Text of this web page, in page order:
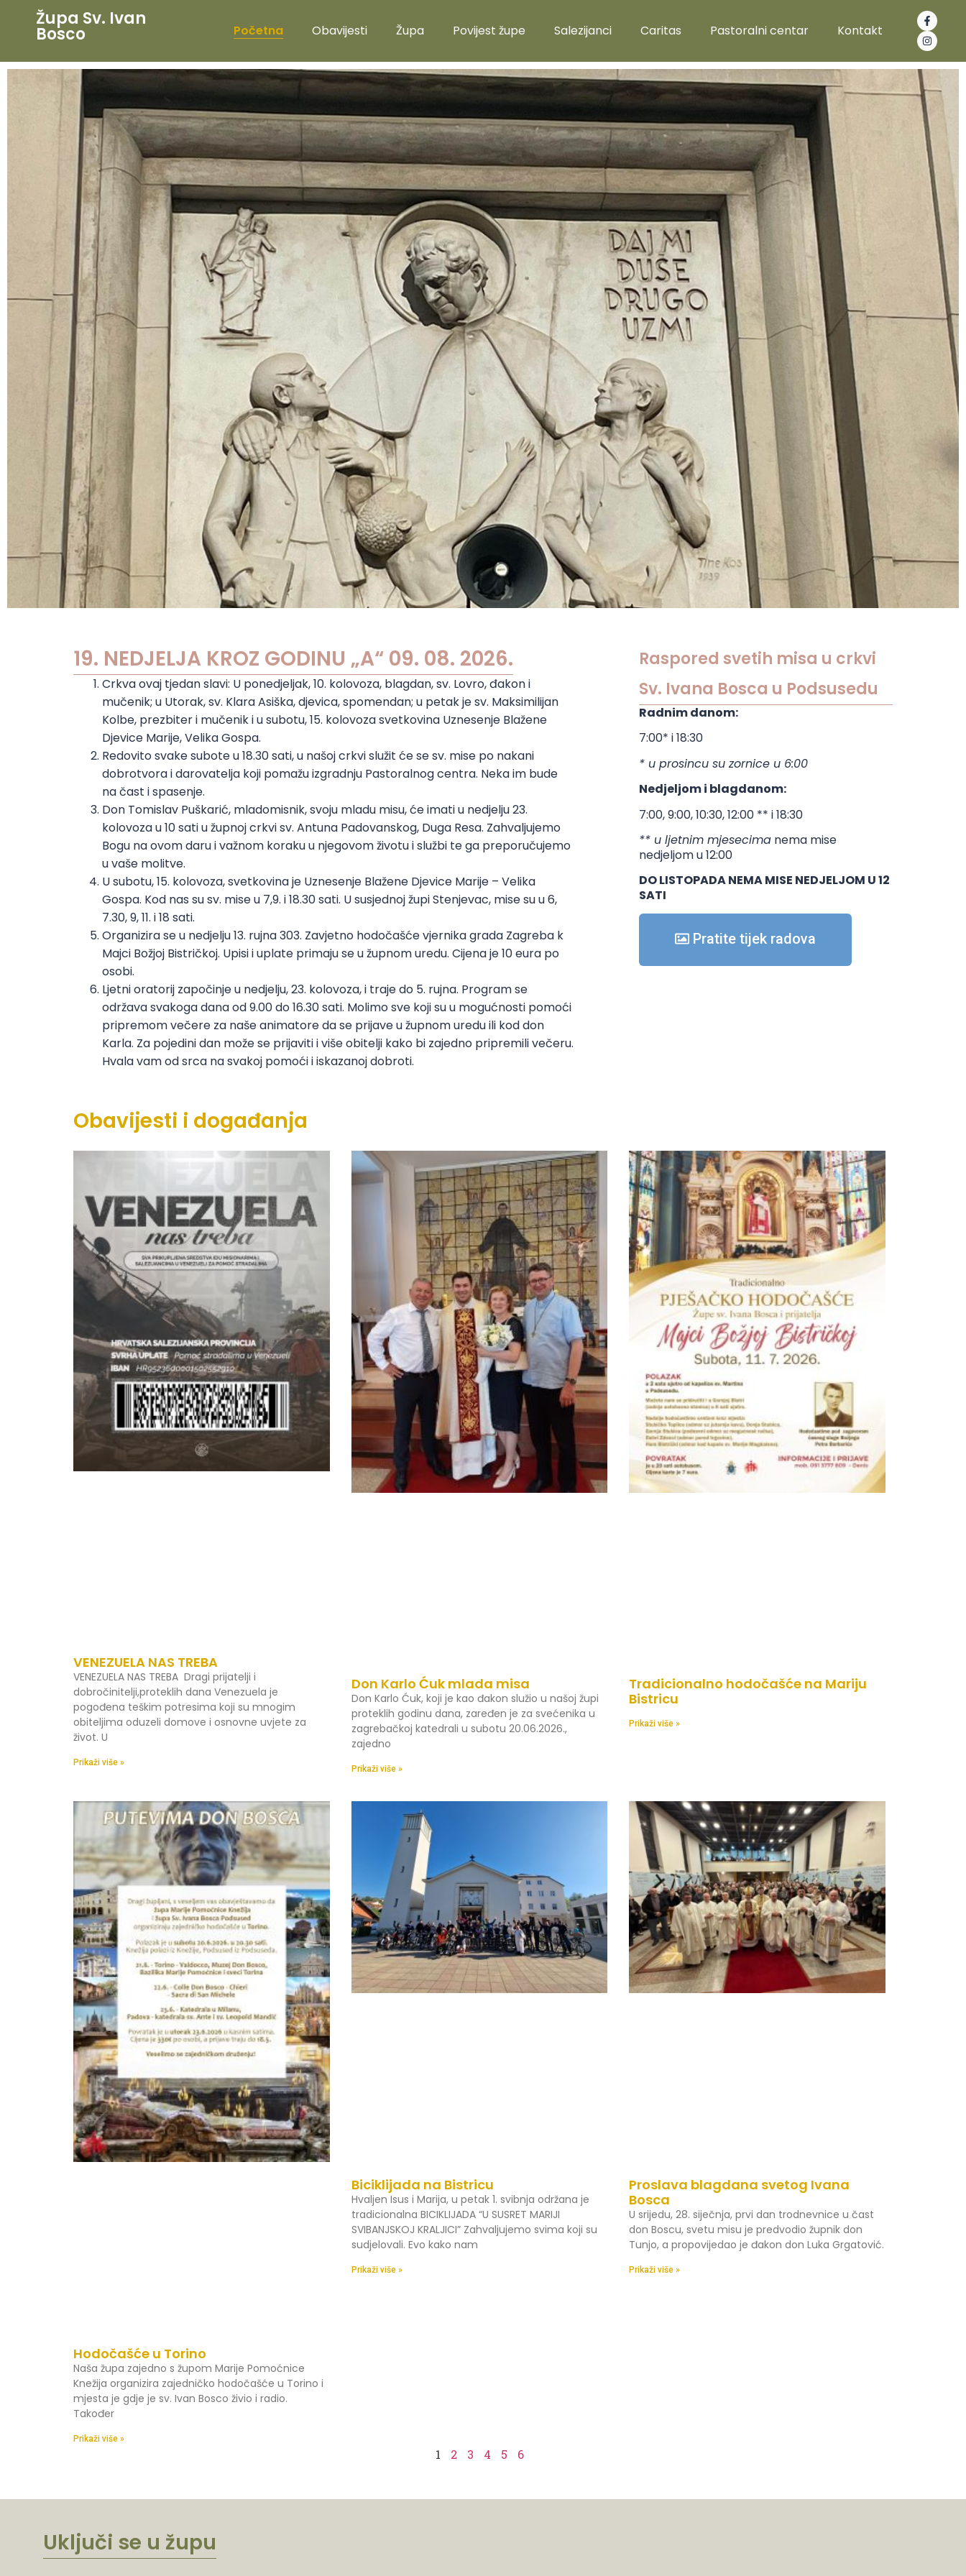
Župa Sv. Ivan
Bosco Početna Obavijesti Župa Povijest župe Salezijanci Caritas Pastoralni centar Kontakt
19. NEDJELJA KROZ GODINU „A“ 09. 08. 2026.
Crkva ovaj tjedan slavi: U ponedjeljak, 10. kolovoza, blagdan, sv. Lovro, đakon i
mučenik; u Utorak, sv. Klara Asiška, djevica, spomendan; u petak je sv. Maksimilijan
Kolbe, prezbiter i mučenik i u subotu, 15. kolovoza svetkovina Uznesenje Blažene
Djevice Marije, Velika Gospa.
Redovito svake subote u 18.30 sati, u našoj crkvi služit će se sv. mise po nakani
dobrotvora i darovatelja koji pomažu izgradnju Pastoralnog centra. Neka im bude
na čast i spasenje.
Don Tomislav Puškarić, mladomisnik, svoju mladu misu, će imati u nedjelju 23.
kolovoza u 10 sati u župnoj crkvi sv. Antuna Padovanskog, Duga Resa. Zahvaljujemo
Bogu na ovom daru i važnom koraku u njegovom životu i službi te ga preporučujemo
u vaše molitve.
U subotu, 15. kolovoza, svetkovina je Uznesenje Blažene Djevice Marije – Velika
Gospa. Kod nas su sv. mise u 7,9. i 18.30 sati. U susjednoj župi Stenjevac, mise su u 6,
7.30, 9, 11. i 18 sati.
Organizira se u nedjelju 13. rujna 303. Zavjetno hodočašće vjernika grada Zagreba k
Majci Božjoj Bistričkoj. Upisi i uplate primaju se u župnom uredu. Cijena je 10 eura po
osobi.
Ljetni oratorij započinje u nedjelju, 23. kolovoza, i traje do 5. rujna. Program se
održava svakoga dana od 9.00 do 16.30 sati. Molimo sve koji su u mogućnosti pomoći
pripremom večere za naše animatore da se prijave u župnom uredu ili kod don
Karla. Za pojedini dan može se prijaviti i više obitelji kako bi zajedno pripremili večeru.
Hvala vam od srca na svakoj pomoći i iskazanoj dobroti.
Raspored svetih misa u crkvi
Sv. Ivana Bosca u Podsusedu
Radnim danom:
7:00* i 18:30
* u prosincu su zornice u 6:00
Nedjeljom i blagdanom:
7:00, 9:00, 10:30, 12:00 ** i 18:30
** u ljetnim mjesecima nema mise
nedjeljom u 12:00
DO LISTOPADA NEMA MISE NEDJELJOM U 12
SATI
Pratite tijek radova
Obavijesti i događanja
VENEZUELA NAS TREBA
VENEZUELA NAS TREBA Dragi prijatelji i
dobročinitelji,proteklih dana Venezuela je
pogođena teškim potresima koji su mnogim
obiteljima oduzeli domove i osnovne uvjete za
život. U
Prikaži više »
Don Karlo Ćuk mlada misa
Don Karlo Ćuk, koji je kao đakon služio u našoj župi
proteklih godinu dana, zaređen je za svećenika u
zagrebačkoj katedrali u subotu 20.06.2026.,
zajedno
Prikaži više »
Tradicionalno hodočašće na Mariju
Bistricu
Prikaži više »
Hodočašće u Torino
Naša župa zajedno s župom Marije Pomoćnice
Knežija organizira zajedničko hodočašće u Torino i
mjesta je gdje je sv. Ivan Bosco živio i radio.
Također
Prikaži više »
Biciklijada na Bistricu
Hvaljen Isus i Marija, u petak 1. svibnja održana je
tradicionalna BICIKLIJADA “U SUSRET MARIJI
SVIBANJSKOJ KRALJICI” Zahvaljujemo svima koji su
sudjelovali. Evo kako nam
Prikaži više »
Proslava blagdana svetog Ivana
Bosca
U srijedu, 28. siječnja, prvi dan trodnevnice u čast
don Boscu, svetu misu je predvodio župnik don
Tunjo, a propovijedao je đakon don Luka Grgatović.
Prikaži više »
1 2 3 4 5 6
Uključi se u župu